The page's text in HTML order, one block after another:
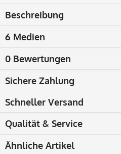
Beschreibung
6 Medien
0 Bewertungen
Sichere Zahlung
Schneller Versand
Qualität & Service
Ähnliche Artikel